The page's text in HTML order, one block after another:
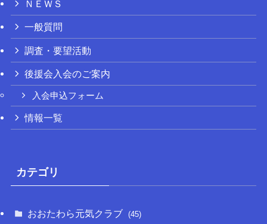
ＮＥＷＳ
一般質問
調査・要望活動
後援会入会のご案内
入会申込フォーム
情報一覧
カテゴリ
おおたわら元気クラブ (45)